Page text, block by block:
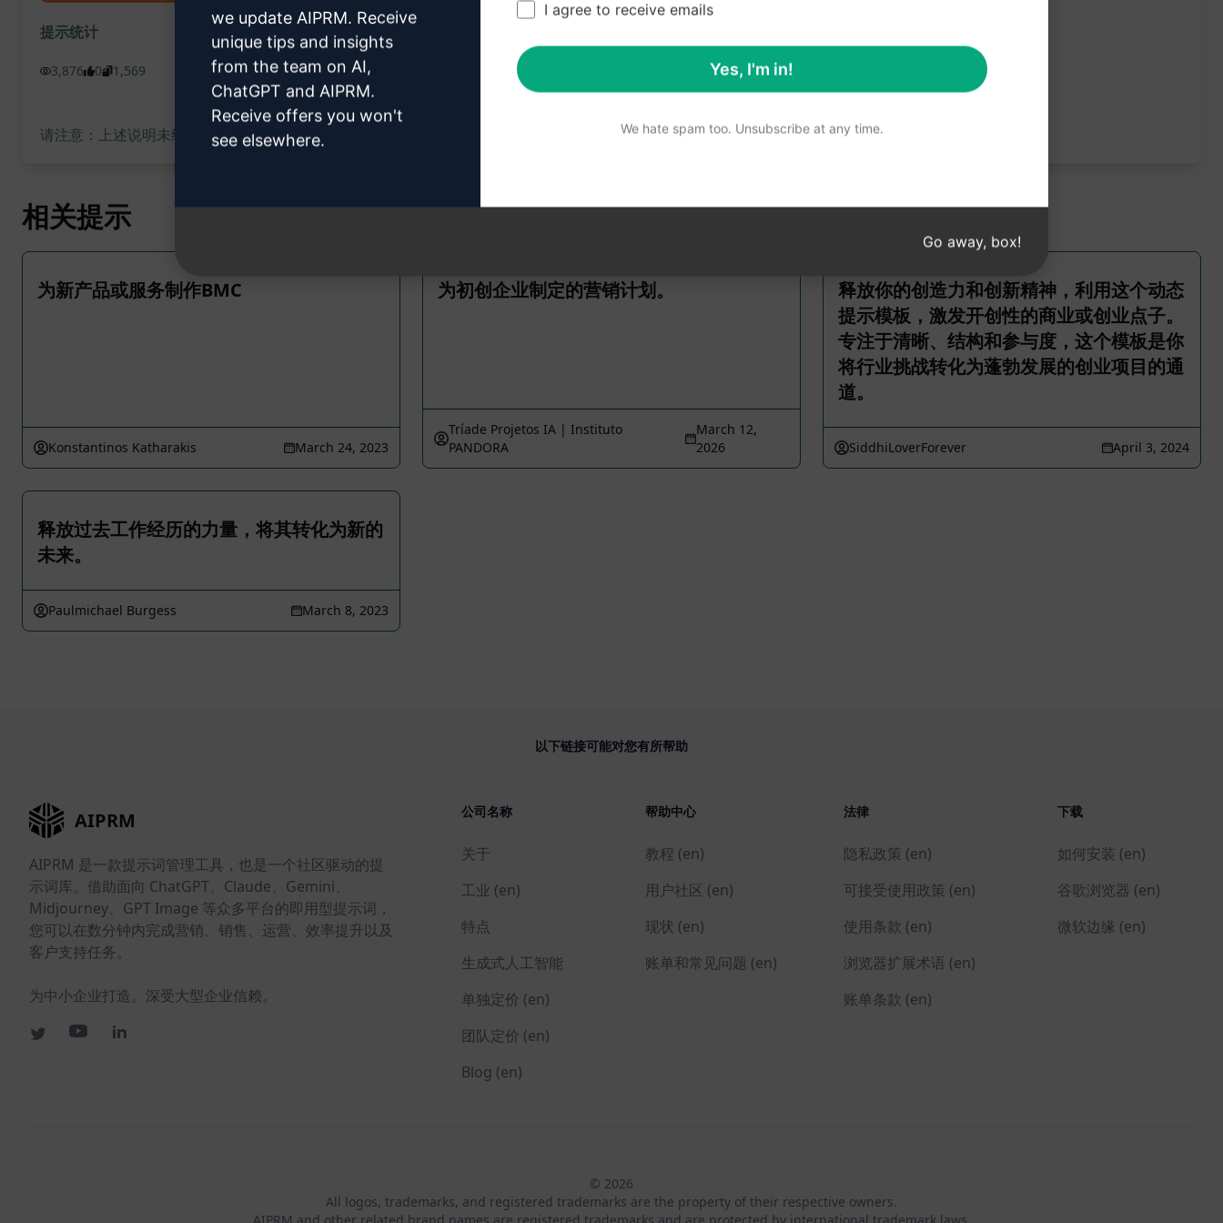
提示统计
3,876 0 1,569
请注意：上述说明未经审核，不准确。为了更好地了解将生成的内容，我们建议免费安装 AIPRM 并试用提示。
相关提示
为新产品或服务制作BMC
Konstantinos Katharakis March 24, 2023
为初创企业制定的营销计划。
Tríade Projetos IA | Instituto
PANDORA
March 12,
2026
释放你的创造力和创新精神，利用这个动态
提示模板，激发开创性的商业或创业点子。
专注于清晰、结构和参与度，这个模板是你
将行业挑战转化为蓬勃发展的创业项目的通
道。
SiddhiLoverForever April 3, 2024
释放过去工作经历的力量，将其转化为新的
未来。
Paulmichael Burgess March 8, 2023
以下链接可能对您有所帮助
AIPRM
AIPRM 是一款提示词管理工具，也是一个社区驱动的提
示词库。借助面向 ChatGPT、Claude、Gemini、
Midjourney、GPT Image 等众多平台的即用型提示词，
您可以在数分钟内完成营销、销售、运营、效率提升以及
客户支持任务。
为中小企业打造。深受大型企业信赖。
公司名称
关于
工业 (en)
特点
生成式人工智能
单独定价 (en)
团队定价 (en)
Blog (en)
帮助中心
教程 (en)
用户社区 (en)
现状 (en)
账单和常见问题 (en)
法律
隐私政策 (en)
可接受使用政策 (en)
使用条款 (en)
浏览器扩展术语 (en)
账单条款 (en)
下载
如何安装 (en)
谷歌浏览器 (en)
微软边缘 (en)
© 2026
All logos, trademarks, and registered trademarks are the property of their respective owners.
we update AIPRM. Receive
unique tips and insights
from the team on AI,
ChatGPT and AIPRM.
Receive offers you won't
see elsewhere.
I agree to receive emails
Yes, I'm in!
We hate spam too. Unsubscribe at any time.
Go away, box!